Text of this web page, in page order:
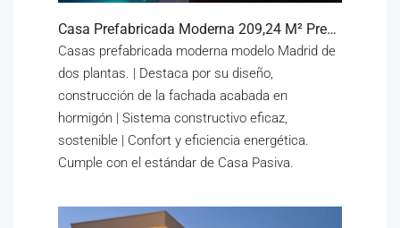
Casa Prefabricada Moderna 209,24 M² Precio 200.338€
Casas prefabricada moderna modelo Madrid de
dos plantas. | Destaca por su diseño,
construcción de la fachada acabada en
hormigón | Sistema constructivo eficaz,
sostenible | Confort y eficiencia energética.
Cumple con el estándar de Casa Pasiva.